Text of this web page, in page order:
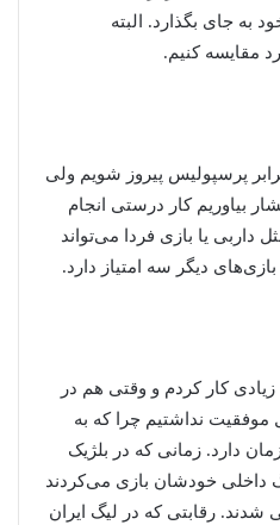
به جای بگذارد. البته
مقایسه کنیم.
پرسپولیس پیروز شویم ولی
بیاوریم کار درستی انجام
داربی یا بازی فردا می‌تواند
دیگر سه امتیاز دارد.
کار کردم و وقتی هم در
موفقیت نداشتیم چرا که به
دارد. زمانی که در بلژیک
داخلی خودشان بازی می‌کردند
شدند. رقابتی که در لیگ ایران